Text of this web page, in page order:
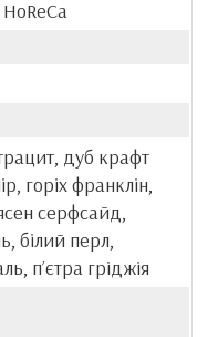
дуб крафт
горіх франклін,
серфсайд,
білий перл,
пʼєтра гріджія